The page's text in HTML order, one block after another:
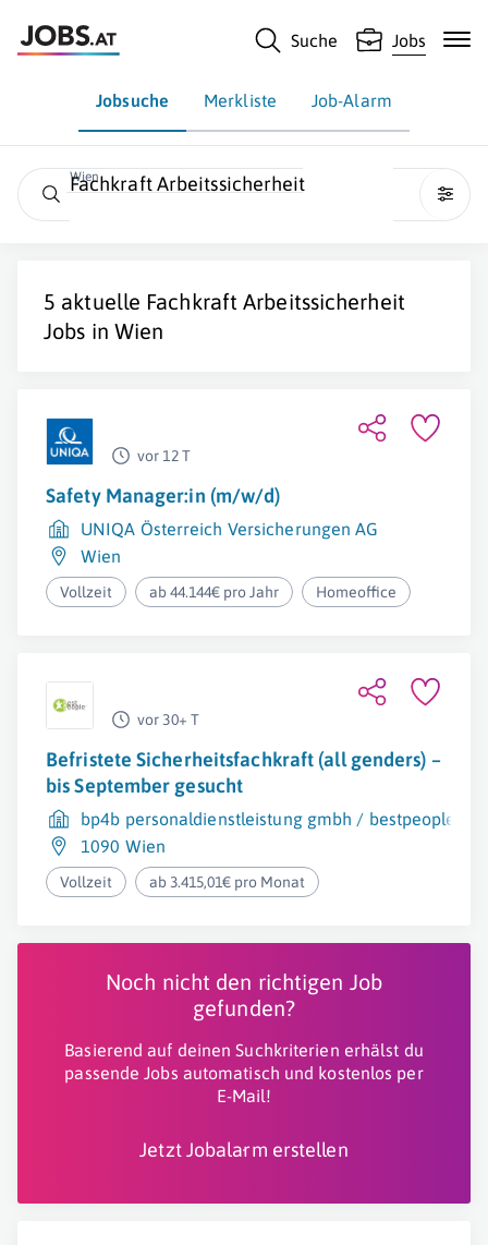
Suche Jobs
Jobsuche Merkliste Job-Alarm
Wien
Fachkraft Arbeitssicherheit
5 aktuelle Fachkraft Arbeitssicherheit
Jobs in Wien
vor 12 T
Safety Manager:in (m/w/d)
UNIQA Österreich Versicherungen AG
Wien
Vollzeit ab 44.144€ pro Jahr Homeoffice
vor 30+ T
Befristete Sicherheitsfachkraft (all genders) –
bis September gesucht
bp4b personaldienstleistung gmbh / bestpeople
1090 Wien
Vollzeit ab 3.415,01€ pro Monat
Noch nicht den richtigen Job
gefunden?
Basierend auf deinen Suchkriterien erhälst du
passende Jobs automatisch und kostenlos per
E-Mail!
Jetzt Jobalarm erstellen